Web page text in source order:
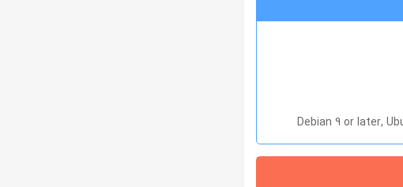
Debian 9 or later,